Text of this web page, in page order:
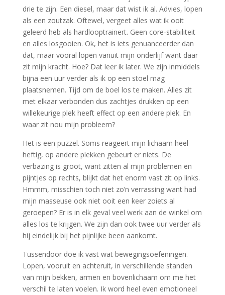
drie te zijn. Een diesel, maar dat wist ik al. Advies, lopen
als een zoutzak. Oftewel, vergeet alles wat ik ooit
geleerd heb als hardlooptrainert. Geen core-stabiliteit
en alles losgooien. Ok, het is iets genuanceerder dan
dat, maar vooral lopen vanuit mijn onderlijf want daar
zit mijn kracht. Hoe? Dat leer ik later. We zijn inmiddels
bijna een uur verder als ik op een stoel mag
plaatsnemen. Tijd om de boel los te maken. Alles zit
met elkaar verbonden dus zachtjes drukken op een
willekeurige plek heeft effect op een andere plek. En
waar zit nou mijn probleem?
Het is een puzzel. Soms reageert mijn lichaam heel
heftig, op andere plekken gebeurt er niets. De
verbazing is groot, want zitten al mijn problemen en
pijntjes op rechts, blijkt dat het enorm vast zit op links.
Hmmm, misschien toch niet zo’n verrassing want had
mijn masseuse ook niet ooit een keer zoiets al
geroepen? Er is in elk geval veel werk aan de winkel om
alles los te krijgen. We zijn dan ook twee uur verder als
hij eindelijk bij het pijnlijke been aankomt.
Tussendoor doe ik vast wat bewegingsoefeningen.
Lopen, vooruit en achteruit, in verschillende standen
van mijn bekken, armen en bovenlichaam om me het
verschil te laten voelen. Ik word heel even emotioneel